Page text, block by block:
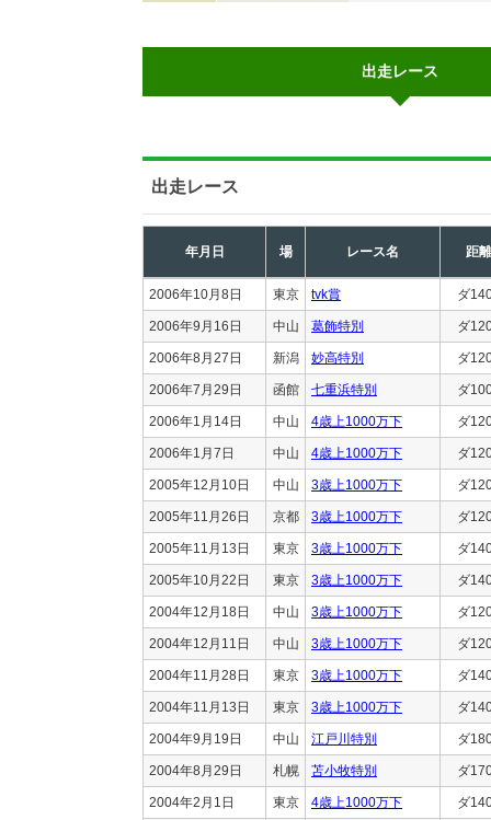
出走レース
出走レース
年月日 場 レース名 距離
2006年10月8日 東京 tvk賞 ダ
2006年9月16日 中山 葛飾特別 ダ
2006年8月27日 新潟 妙高特別 ダ
2006年7月29日 函館 七重浜特別 ダ
2006年1月14日 中山 4歳上1000万下 ダ
2006年1月7日 中山 4歳上1000万下 ダ
2005年12月10日 中山 3歳上1000万下 ダ
2005年11月26日 京都 3歳上1000万下 ダ
2005年11月13日 東京 3歳上1000万下 ダ
2005年10月22日 東京 3歳上1000万下 ダ
2004年12月18日 中山 3歳上1000万下 ダ
2004年12月11日 中山 3歳上1000万下 ダ
2004年11月28日 東京 3歳上1000万下 ダ
2004年11月13日 東京 3歳上1000万下 ダ
2004年9月19日 中山 江戸川特別 ダ
2004年8月29日 札幌 苫小牧特別 ダ
2004年2月1日 東京 4歳上1000万下 ダ